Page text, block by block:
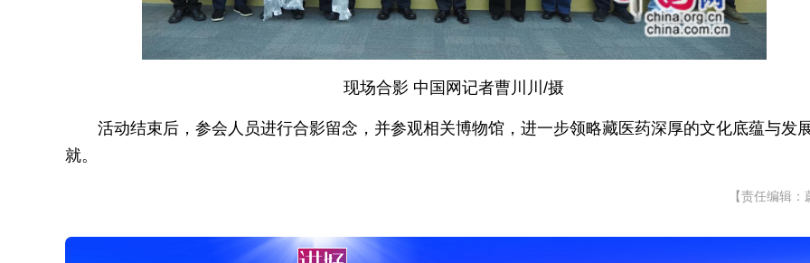
现场合影 中国网记者曹川川/摄
活动结束后，参会人员进行合影留念，并参观相关博物馆，进一步领略藏医药深厚的文化底蕴与发
就。
【责任编辑：